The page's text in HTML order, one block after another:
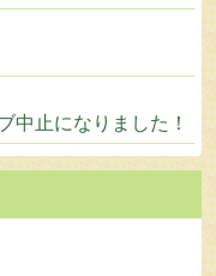
中止になりました！